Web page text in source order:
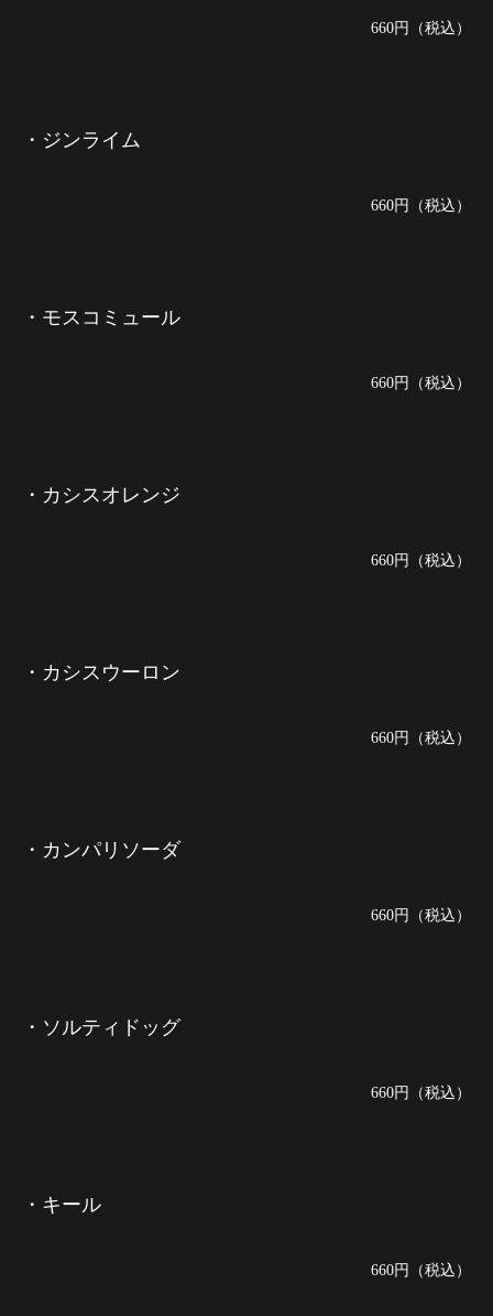
660円（税込）
・ジンライム
660円（税込）
・モスコミュール
660円（税込）
・カシスオレンジ
660円（税込）
・カシスウーロン
660円（税込）
・カンパリソーダ
660円（税込）
・ソルティドッグ
660円（税込）
・キール
660円（税込）